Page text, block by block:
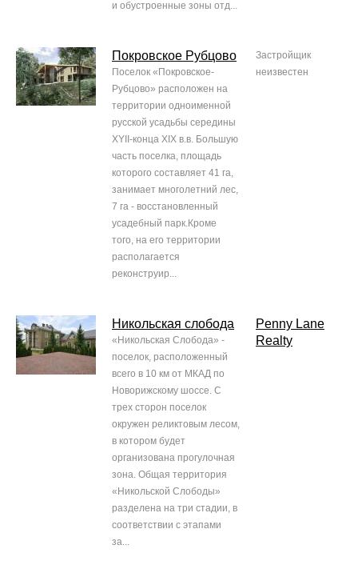
и обустроенные зоны отд...
Покровское Рубцово
Поселок «Покровское-
Рубцово» расположен на
территории одноименной
русской усадьбы середины
XYII-конца XIX в.в. Большую
часть поселка, площадь
которого составляет 41 га,
занимает многолетний лес,
7 га - восстановленный
усадебный парк.Кроме
того, на его территории
располагается
реконструир...
Застройщик
неизвестен
Никольская слобода
«Никольская Слобода» -
поселок, расположенный
всего в 10 км от МКАД по
Новорижскому шоссе. С
трех сторон поселок
окружен реликтовым лесом,
в котором будет
организована прогулочная
зона. Общая территория
«Никольской Слободы»
разделена на три стадии, в
соответствии с этапами
за...
Penny Lane
Realty